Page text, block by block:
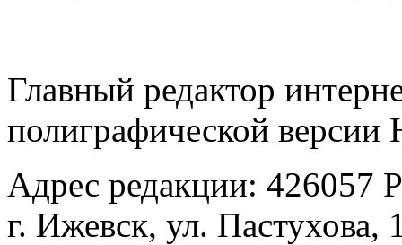
Главный редактор
полиграфической
Адрес редакции: 426057
г. Ижевск, ул.